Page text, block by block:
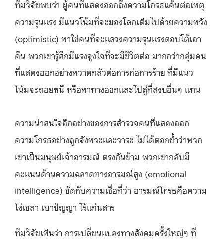
ทีมวิจัยพบว่า ผู้คนที่แสดงออกถึงความโกรธแค้นต่อเหตุ
ความรุนแรง มีแนวโน้มที่จะมองโลกเต็มไปด้วยความหวัง
(optimistic) หาใช่คนที่จะแสวงความรุนแรงตอบโต้เอา
คืน พวกเขารู้สึกมีแรงจูงใจที่จะมีชีวิตต่อ มากกว่ากลุ่มคน
ที่แสดงออกอย่างหวาดกลัวต่อการก่อการร้าย ที่มีแนว
โน้มจะถอยหนี หรือหาทางออกและไปสู่ที่สงบอื่นๆ แทน
ความน่าสนใจอีกอย่างของการสำรวจคนที่แสดงออก
ความโกรธอย่างถูกจังหวะและวาระ ไม่ได้ตอกย้ำว่าพวก
เขาเป็นมนุษย์เจ้าอารมณ์ ตรงกันข้าม พวกเขากลับมี
คะแนนด้านความฉลาดทางอารมณ์สูง (emotional
intelligence) ขัดกับความเชื่อที่ว่า อารมณ์โกรธคือความ
โง่เขลา เบาปัญญา ไร้แก่นสาร
ทีมวิจัยเห็นว่า การเปลี่ยนแปลงทางสังคมครั้งใหญ่ๆ ที่